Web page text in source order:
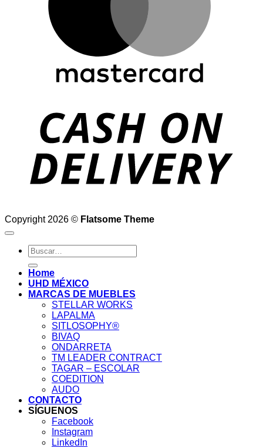
Copyright 2026 © Flatsome Theme
Buscar
por:
Home
UHD MÉXICO
MARCAS DE MUEBLES
STELLAR WORKS
LAPALMA
SITLOSOPHY®
BIVAQ
ONDARRETA
TM LEADER CONTRACT
TAGAR – ESCOLAR
COEDITION
AUDO
CONTACTO
SÍGUENOS
Facebook
Instagram
LinkedIn